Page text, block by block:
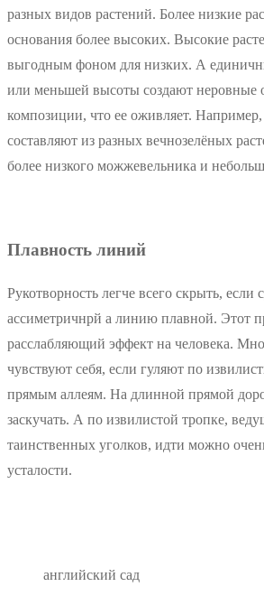
разных видов растений. Более низкие
основания более высоких. Высокие
выгодным фоном для низких. А
или меньшей высоты создают неровные
композиции, что ее оживляет.
составляют из разных вечнозелёных
более низкого можжевельника и
Плавность линий
Рукотворность легче всего скрыть, если
ассиметричнрй а линию плавной. Этот
расслабляющий эффект на человека.
чувствуют себя, если гуляют по
прямым аллеям. На длинной прямой
заскучать. А по извилистой тропке,
таинственных уголков, идти можно
усталости.
английский сад